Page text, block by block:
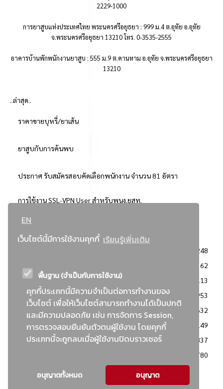
EN
เว็บไซต์นี้มีการใช้งานคุกกี้ เรียนรู้เพิ่มเติม
พื้นฐาน (จำเป็นกับการใช้งาน)
คุกกี้ประเภทนี้มีความจำเป็นต่อการทำงานของ
เว็บไซต์ เพื่อให้เว็บไซต์สามารถทำงานได้เป็นปกติ
และมีความปลอดภัย เช่น การจัดการ Session,
การตรวจสอบยืนยันตัวตนผู้ใช้งาน โดยคุกกี้
ประเภทนี้จะถูกลบเมื่อผู้ใช้งานปิดบราวเซอร์
อนุญาตทั้งหมด อนุญาต
2229-1000
การยาสูบแห่งประเทศไทย พระนครศรีอยุธยา : 999 ม.4 ต.อุทัย อ.อุทัย
จ.พระนครศรีอยุธยา 13210 โทร. 0-3535-2555
อาคารบ้านพักพนักงานยาสูบ : 555 ม.9 ต.คานหาม อ.อุทัย จ.พระนครศรีอยุธยา
13210
..ล่าสุด..
ราคาขายบุหรี่/ยาเส้น
ยาสูบกับการค้นพบ
ประกาศ รับสมัครสอบคัดเลือกพนักงาน จำนวน 81 อัตรา
การใช้งาน SSL-VPN User สำหรับพนง.ยสท.
..ยอดนิยม..
3248
2362
: วิธีเฉพาะเจาะจง
2113
ข่าวสาร/ประกาศ
1953
: เอกสารส่งเสริมความโปร่งใสในการจัดซื้อจัดจ้าง
1632
ข่าวสารจัดซื้อจัดจ้าง
1149
: แผนการจัดซื้อจัดจ้าง
837
780